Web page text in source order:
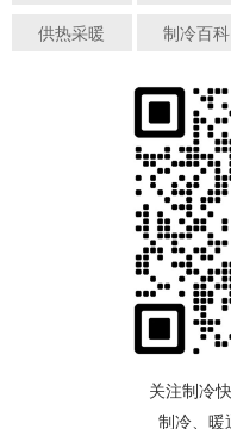
供热采暖
制冷百科
关注制冷
制冷、暖